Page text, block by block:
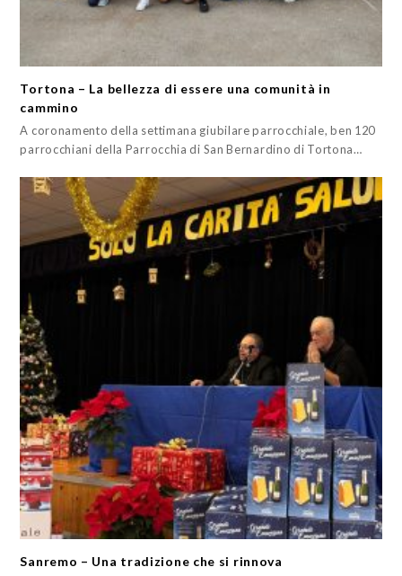
Tortona – La bellezza di essere una comunità in
cammino
A coronamento della settimana giubilare parrocchiale, ben 120
parrocchiani della Parrocchia di San Bernardino di Tortona…
Sanremo – Una tradizione che si rinnova